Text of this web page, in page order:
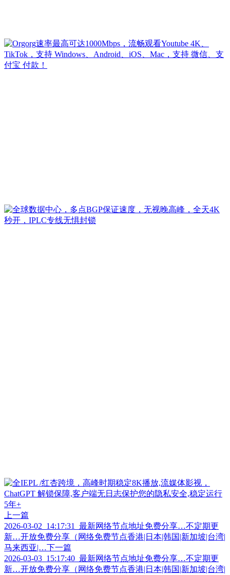
上一篇
2026-03-02_14:17:31_最新网络节点地址免费分享…不定期更
新…开放免费分享（网络免费节点香港|日本|韩国|新加坡|台湾|
马来西亚|… 下一篇
2026-03-03_15:17:40_最新网络节点地址免费分享…不定期更
新…开放免费分享（网络免费节点香港|日本|韩国|新加坡|台湾|